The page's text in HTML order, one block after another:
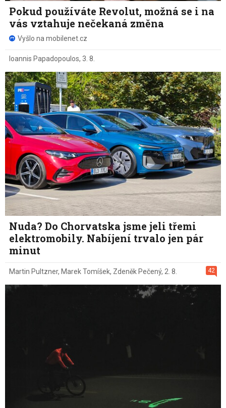
Pokud používáte Revolut, možná se i na
vás vztahuje nečekaná změna
Vyšlo na mobilenet.cz
Ioannis Papadopoulos, 3. 8.
Nuda? Do Chorvatska jsme jeli třemi
elektromobily. Nabíjení trvalo jen pár
minut
42
Martin Pultzner, Marek Tomíšek, Zdeněk Pečený, 2. 8.